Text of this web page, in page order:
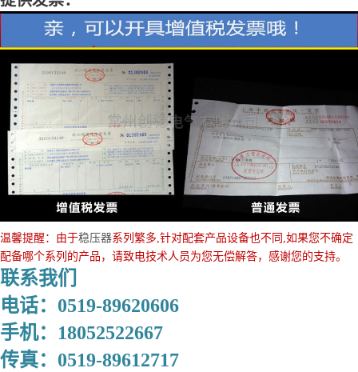
温馨提醒：由于稳压器系列繁多,针对配套产品设备也不同,如果您不确定
配备哪个系列的产品，请致电技术人员为您无偿解答，感谢您的支持。
联系我们
电话：0519-89620606
手机：18052522667
传真：0519-89612717